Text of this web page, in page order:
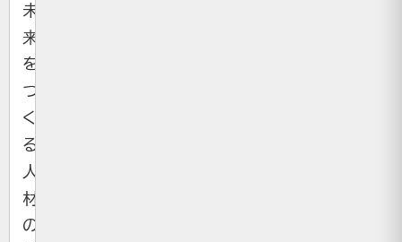
未
来
を
つ
く
る
人
材
の